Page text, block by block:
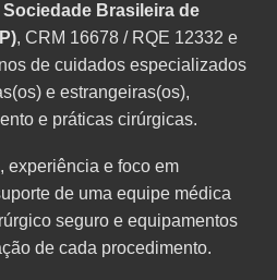
Sociedade Brasileira de
, CRM 16678 / RQE 12332 e
de cuidados especializados
e estrangeiras(os),
e práticas cirúrgicas.
experiência e foco em
de uma equipe médica
seguro e equipamentos
de cada procedimento.